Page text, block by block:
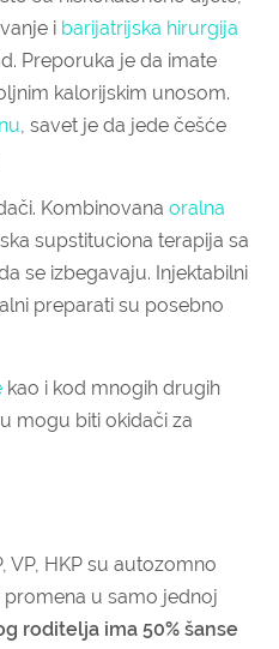
i barijatrijska hirurgija
Preporuka je da imate
kalorijskim unosom.
, savet je da jede češće
Kombinovana oralna
supstituciona terapija sa
se izbegavaju. Injektabilni
preparati su posebno
kao i kod mnogih drugih
mogu biti okidači za
VP, HKP su autozomno
u samo jednoj
roditelja ima 50% šanse